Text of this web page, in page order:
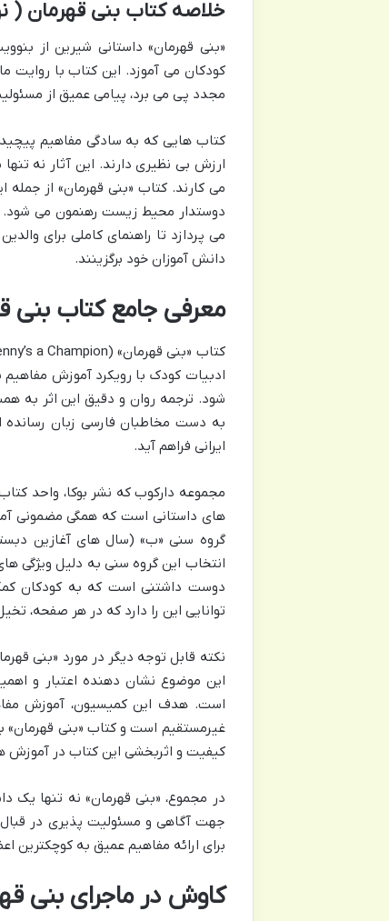
خلاصه کتاب بنی قهرمان (
«بنی قهرمان» داستانی شیرین از
کودکان می آموزد. این کتاب با روایت
مجدد پی می برد، پیامی عمیق از
کتاب هایی که به سادگی مفاهیم
ارزش بی نظیری دارند. این آثار نه
می کارند. کتاب «بنی قهرمان» از
دوستدار محیط زیست رهنمون می شود.
می پردازد تا راهنمای کاملی برای
دانش آموزان خود برگزینند.
معرفی جامع کتاب بنی
ادبیات کودک با رویکرد آموزش
شود. ترجمه روان و دقیق این اثر به
به دست مخاطبان فارسی زبان
ایرانی فراهم آید.
مجموعه دارکوب که نشر بوکا، واحد
های داستانی است که همگی مضمونی
انتخاب این گروه سنی به دلیل ویژگی
دوست داشتنی است که به کودکان کمک
توانایی این را دارد که در هر صفحه،
نکته قابل توجه دیگر در مورد «بنی
این موضوع نشان دهنده اعتبار و
است. هدف این کمیسیون، آموزش
غیرمستقیم است و کتاب «بنی قهرمان»
کیفیت و اثربخشی این کتاب در
در مجموع، «بنی قهرمان» نه تنها یک
جهت آگاهی و مسئولیت پذیری در قبال
برای ارائه مفاهیم عمیق به کوچکترین
کاوش در ماجرای بنی